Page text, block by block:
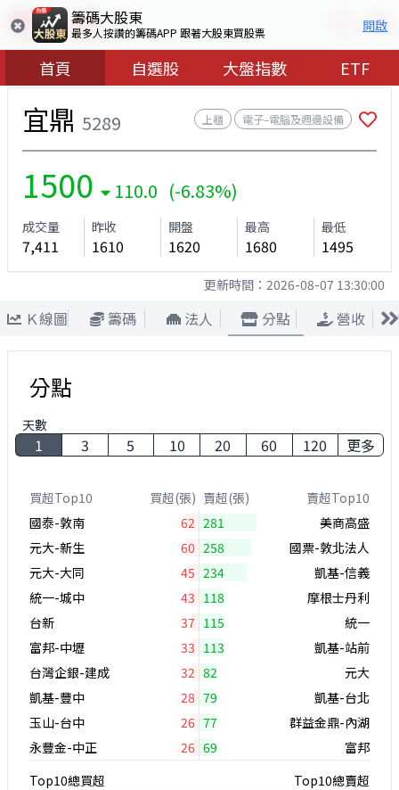
籌碼大股東
最多人按讚的籌碼APP 跟著大股東買股票 開啟
首頁 自選股 大盤指數 ETF
宜鼎 5289 上櫃 電子–電腦及週邊設備
1500 110.0 (-6.83%)
成交量
7,411
昨收
1610
開盤
1620
最高
1680
最低
1495
更新時間： 2026-08-07 13:30:00
Ｋ線圖 籌碼 法人 分點 營收
分點
天數
1 3 5 10 20 60 120 更多
買超Top10 買超(張) 賣超(張)
賣超Top10
國泰-敦南
62 281
美商高盛
元大-新生
60 258
國票-敦北法人
元大-大同
45 234
凱基-信義
統一-城中
43 118
摩根士丹利
台新
37 115
統一
富邦-中壢
33 113
凱基-站前
台灣企銀-建成
32 82
元大
凱基-豐中
28 79
凱基-台北
玉山-台中
26 77
群益金鼎-內湖
永豐金-中正
26 69
富邦
Top10總買超
Top10總賣超